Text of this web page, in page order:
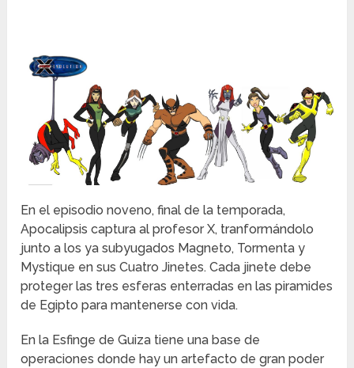
En el episodio noveno, final de la temporada,
Apocalipsis captura al profesor X, tranformándolo
junto a los ya subyugados Magneto, Tormenta y
Mystique en sus Cuatro Jinetes. Cada jinete debe
proteger las tres esferas enterradas en las piramides
de Egipto para mantenerse con vida.
En la Esfinge de Guiza tiene una base de
operaciones donde hay un artefacto de gran poder